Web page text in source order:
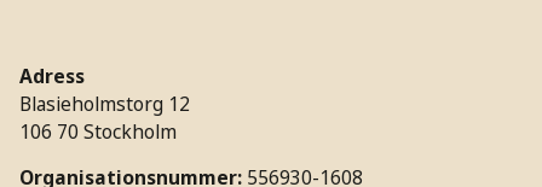
Adress
Blasieholmstorg 12
106 70 Stockholm
Organisationsnummer: 556930-1608